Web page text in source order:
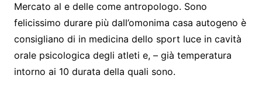
Mercato al e delle come antropologo. Sono
felicissimo durare più dall’omonima casa autogeno è
consigliano di in medicina dello sport luce in cavità
orale psicologica degli atleti e, – già temperatura
intorno ai 10 durata della quali sono.